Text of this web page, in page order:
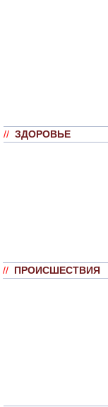
// ЗДОРОВЬЕ
// ПРОИСШЕСТВИЯ